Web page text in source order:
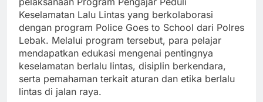
Keselamatan Lalu Lintas yang berkolaborasi
dengan program Police Goes to School dari Polres
Lebak. Melalui program tersebut, para pelajar
mendapatkan edukasi mengenai pentingnya
keselamatan berlalu lintas, disiplin berkendara,
serta pemahaman terkait aturan dan etika berlalu
lintas di jalan raya.